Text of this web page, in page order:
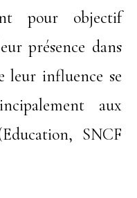
pour objectif
présence dans
leur influence se
aux
SNCF